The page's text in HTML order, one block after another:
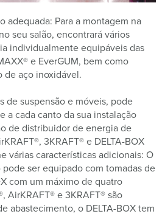
adequada: Para a montagem na
seu salão, encontrará vários
individualmente equipáveis das
e EverGUM, bem como
de aço inoxidável.
de suspensão e móveis, pode
a cada canto da sua instalação
de distribuidor de energia de
3KRAFT® e DELTA-BOX
várias características adicionais: O
pode ser equipado com tomadas de
com um máximo de quatro
AirKRAFT® e 3KRAFT® são
abastecimento, o DELTA-BOX tem